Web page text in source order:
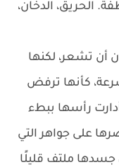
الحريق، الدخان،
أن تشعر، لكنها
كأنها ترفض
رأسها ببطء
على جواهر التي
جسدها ملتف قليلًا